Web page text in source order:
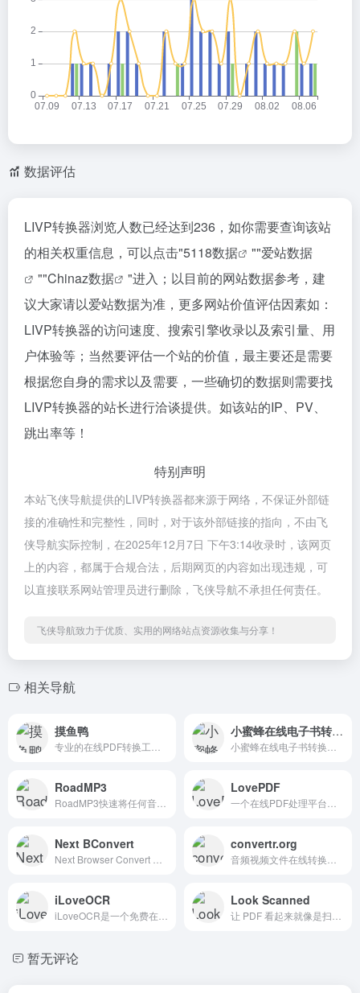
数据评估
LIVP转换器浏览人数已经达到236，如你需要查询该站
的相关权重信息，可以点击"5118数据 ""爱站数据
""Chinaz数据
"进入；以目前的网站数据参考，建
议大家请以爱站数据为准，更多网站价值评估因素如：
LIVP转换器的访问速度、搜索引擎收录以及索引量、用
户体验等；当然要评估一个站的价值，最主要还是需要
根据您自身的需求以及需要，一些确切的数据则需要找
LIVP转换器的站长进行洽谈提供。如该站的IP、PV、
跳出率等！
特别声明
本站飞侠导航提供的LIVP转换器都来源于网络，不保证外部链
接的准确性和完整性，同时，对于该外部链接的指向，不由飞
侠导航实际控制，在2025年12月7日 下午3:14收录时，该网页
上的内容，都属于合规合法，后期网页的内容如出现违规，可
以直接联系网站管理员进行删除，飞侠导航不承担任何责任。
飞侠导航致力于优质、实用的网络站点资源收集与分享！
相关导航
摸鱼鸭 小蜜蜂在线电子书转换器
RoadMP3 LovePDF
Next BConvert convertr.org
iLoveOCR Look Scanned
暂无评论